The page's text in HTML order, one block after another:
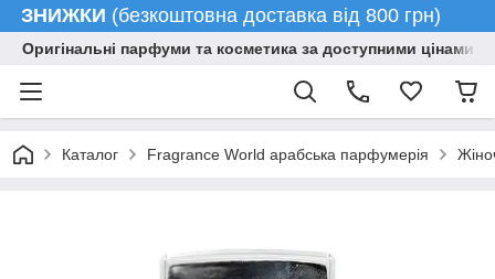
ЗНИЖКИ (безкоштовна доставка від 800 грн)
Оригінальні парфуми та косметика за доступними цінами
Каталог Fragrance World арабська парфумерія